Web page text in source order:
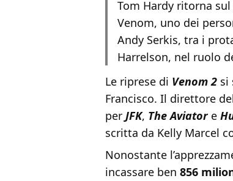
Tom Hardy ritorna
Venom, uno dei
Andy Serkis, tra i
Harrelson, nel ruolo
Le riprese di Venom 2 si
Francisco. Il direttore
per JFK, The Aviatore
scritta da Kelly Marcel
Nonostante
incassare ben 856